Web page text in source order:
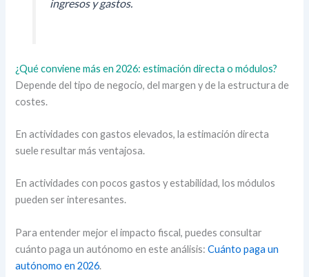
ingresos y gastos.
¿Qué conviene más en 2026: estimación directa o módulos?
Depende del tipo de negocio, del margen y de la estructura de
costes.
En actividades con gastos elevados, la estimación directa
suele resultar más ventajosa.
En actividades con pocos gastos y estabilidad, los módulos
pueden ser interesantes.
Para entender mejor el impacto fiscal, puedes consultar
cuánto paga un autónomo en este análisis:Cuánto paga un
autónomo en 2026.